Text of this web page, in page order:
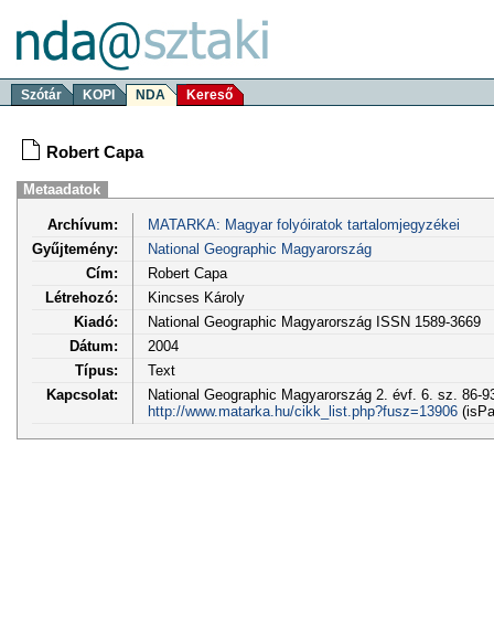
Szótár KOPI NDA Kereső
Robert Capa
Metaadatok
Archívum:
MATARKA: Magyar folyóiratok tartalomjegyzékei
Gyűjtemény:
National Geographic Magyarország
Cím:
Robert Capa
Létrehozó:
Kincses Károly
Kiadó:
National Geographic Magyarország ISSN 1589-3669
Dátum:
2004
Típus:
Text
Kapcsolat:
National Geographic Magyarország 2. évf. 6. sz. 86-
http://www.matarka.hu/cikk_list.php?fusz=13906